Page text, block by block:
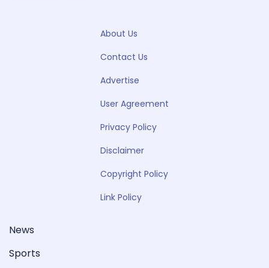
About Us
Contact Us
Advertise
User Agreement
Privacy Policy
Disclaimer
Copyright Policy
Link Policy
News
Sports